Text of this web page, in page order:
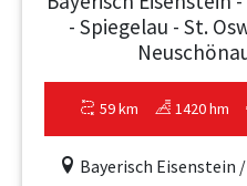
- Spiegelau - St.
59 km 1420 hm
Bayerisch Eisenstein